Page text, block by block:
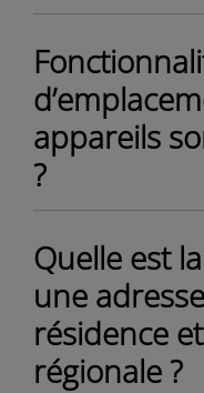
appareils
?
Quelle est
une
résidence
régionale ?